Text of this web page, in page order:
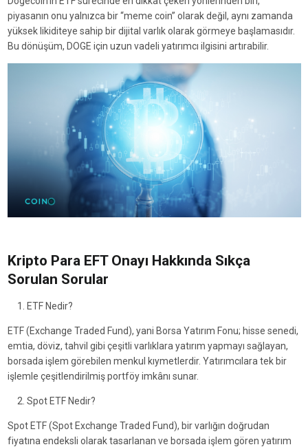
piyasanın onu yalnızca bir “meme coin” olarak değil, aynı zamanda
yüksek likiditeye sahip bir dijital varlık olarak görmeye başlamasıdır.
Bu dönüşüm, DOGE için uzun vadeli yatırımcı ilgisini artırabilir.
Kripto Para EFT Onayı Hakkında Sıkça
Sorulan Sorular
ETF Nedir?
ETF (Exchange Traded Fund), yani Borsa Yatırım Fonu; hisse senedi,
emtia, döviz, tahvil gibi çeşitli varlıklara yatırım yapmayı sağlayan,
borsada işlem görebilen menkul kıymetlerdir. Yatırımcılara tek bir
işlemle çeşitlendirilmiş portföy imkânı sunar.
Spot ETF Nedir?
Spot ETF (Spot Exchange Traded Fund), bir varlığın doğrudan
fiyatına endeksli olarak tasarlanan ve borsada işlem gören yatırım